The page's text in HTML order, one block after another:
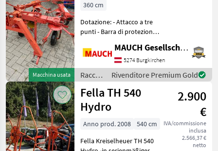
Sanos
11010
DN
SANOS
6606
DN
TH
450 D
Hydro
TH
520
TH
5204
DN
Macchina usata
360 cm
Dotazione: - Attacco a tre
punti - Barra di protezione -
rotore - Barra di protezione
- Piede di appoggio -
Ribaltamento meccanico -
La
MAUCH Gesellschaft m.b.H. & Co.KG
5274 Burgkirchen
Raccolta
mangimi
/ Fella
Rivenditore Premium Gold
Fella TH 540
Hydro
2.900
€
IVA/commissione
inclusa
2.566,37 €
netto
Anno prod. 2008
540 cm
Fella Kreiselheuer TH 540